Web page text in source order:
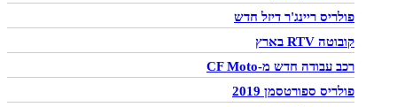
פולריס ריינג'ר דיזל חדש
קובוטה RTV בארץ
רכב עבודה חדש מ-CF Moto
פולריס ספורטסמן 2019